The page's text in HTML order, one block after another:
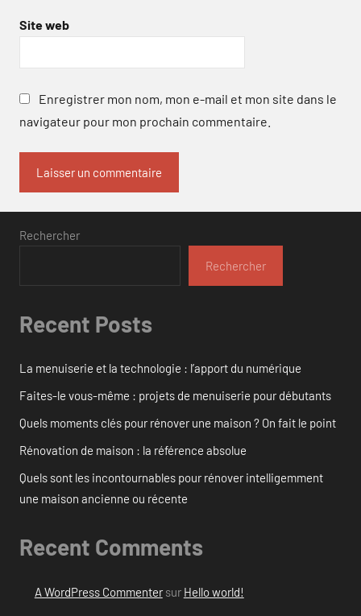
Site web
Enregistrer mon nom, mon e-mail et mon site dans le
navigateur pour mon prochain commentaire.
Rechercher
Rechercher
Recent Posts
La menuiserie et la technologie : l’apport du numérique
Faites-le vous-même : projets de menuiserie pour débutants
Quels moments clés pour rénover une maison ? On fait le point
Rénovation de maison : la référence absolue
Quels sont les incontournables pour rénover intelligemment
une maison ancienne ou récente
Recent Comments
A WordPress Commentersur Hello world!